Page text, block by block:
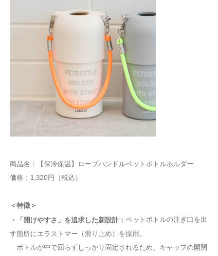
商品名：【保冷保温】ロープハンドルペットボトルホルダー
価格：1,320円（税込）
＜特徴＞
・「開けやすさ」を追求した新設計： ペットボトルの注ぎ口を出
す箇所にエラストマー（滑り止め）を採用。
ボトルが中で回らずしっかり固定されるため、キャップの開閉